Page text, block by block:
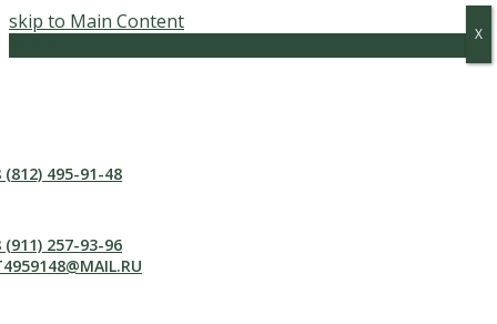
skip to Main Content
(812) 495-91-48
(911) 257-93-96
Х
Х